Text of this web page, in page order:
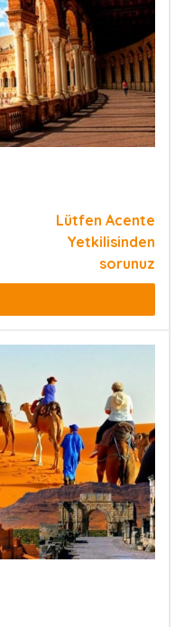
Lütfen Acente
Yetkilisinden
sorunuz